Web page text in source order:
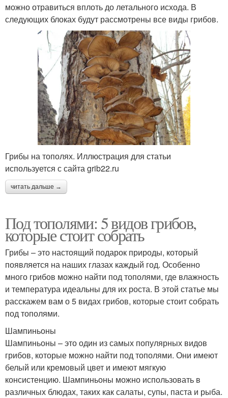
можно отравиться вплоть до летального исхода. В
следующих блоках будут рассмотрены все виды грибов.
Грибы на тополях. Иллюстрация для статьи
используется с сайта grib22.ru
читать дальше →
Под тополями: 5 видов грибов,
которые стоит собрать
Грибы – это настоящий подарок природы, который
появляется на наших глазах каждый год. Особенно
много грибов можно найти под тополями, где влажность
и температура идеальны для их роста. В этой статье мы
расскажем вам о 5 видах грибов, которые стоит собрать
под тополями.
Шампиньоны
Шампиньоны – это один из самых популярных видов
грибов, которые можно найти под тополями. Они имеют
белый или кремовый цвет и имеют мягкую
консистенцию. Шампиньоны можно использовать в
различных блюдах, таких как салаты, супы, паста и рыба.